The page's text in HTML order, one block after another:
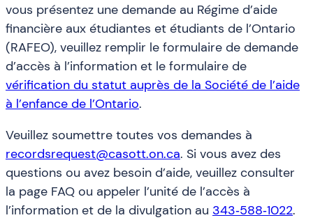
vous présentez une demande au Régime d’aide
financière aux étudiantes et étudiants de l’Ontario
(RAFEO), veuillez remplir le formulaire de demande
d’accès à l’information et le formulaire de
vérification du statut auprès de la Société de l’aide
à l’enfance de l’Ontario.
Veuillez soumettre toutes vos demandes à
recordsrequest@casott.on.ca. Si vous avez des
questions ou avez besoin d’aide, veuillez consulter
la page FAQ ou appeler l’unité de l’accès à
l’information et de la divulgation au 343‑588‑1022.